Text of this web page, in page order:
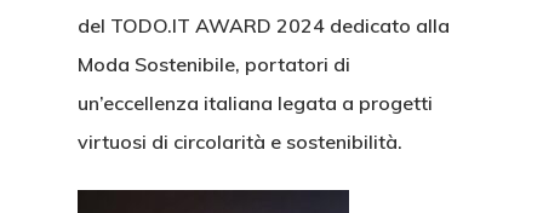
del TODO.IT AWARD 2024 dedicato alla
Moda Sostenibile, portatori di
un’eccellenza italiana legata a progetti
virtuosi di circolarità e sostenibilità.